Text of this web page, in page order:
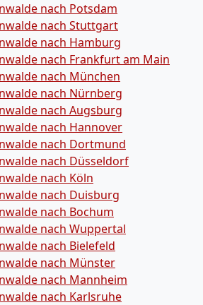
nach Potsdam
nach Stuttgart
nach Hamburg
nach Frankfurt am Main
nach München
nach Nürnberg
nach Augsburg
nach Hannover
nach Dortmund
nach Düsseldorf
nach Köln
nach Duisburg
nach Bochum
nach Wuppertal
nach Bielefeld
nach Münster
nach Mannheim
nach Karlsruhe